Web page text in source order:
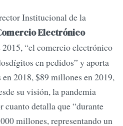
Institucional de la
Electrónico
2015, “el comercio electrónico
en pedidos” y aporta
2018, $89 millones en 2019,
su visión, la pandemia
cuanto detalla que “durante
millones, representando un